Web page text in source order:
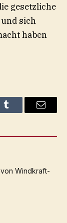
gesetzliche
sich
haben
Tumblr Email